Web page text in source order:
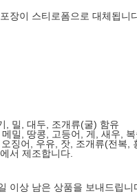
장이 스티로폼으로 대체됩니
, 밀, 대두, 조개류(굴) 함유
밀, 땅콩, 고등어, 게, 새우,
징어, 우유, 잣, 조개류(전복,
서 제조합니다.
이상 남은 상품을 보내드립니